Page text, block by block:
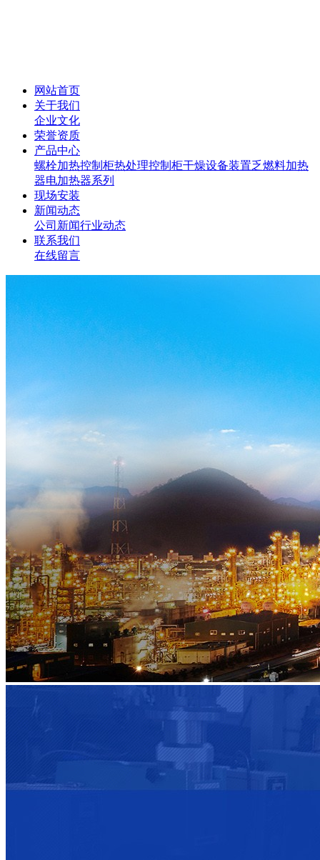
网站首页
关于我们
企业文化
荣誉资质
产品中心
螺栓加热控制柜热处理控制柜干燥设备装置乏燃料加热
器电加热器系列
现场安装
新闻动态
公司新闻行业动态
联系我们
在线留言